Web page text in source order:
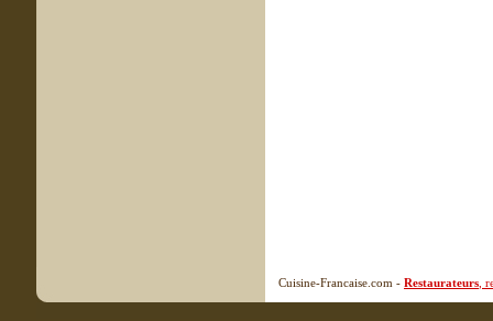
Cuisine-Francaise.com - Restaurateurs ,